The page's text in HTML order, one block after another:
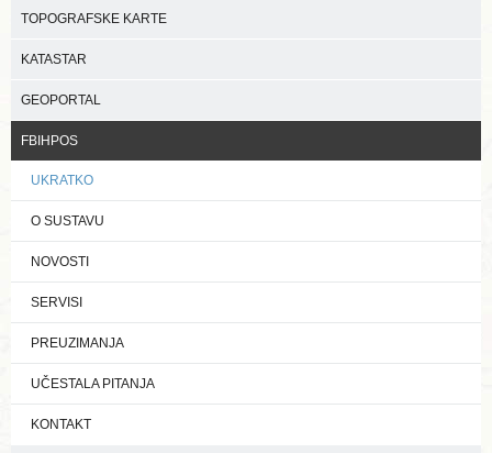
TOPOGRAFSKE KARTE
KATASTAR
GEOPORTAL
FBIHPOS
UKRATKO
O SUSTAVU
NOVOSTI
SERVISI
PREUZIMANJA
UČESTALA PITANJA
KONTAKT